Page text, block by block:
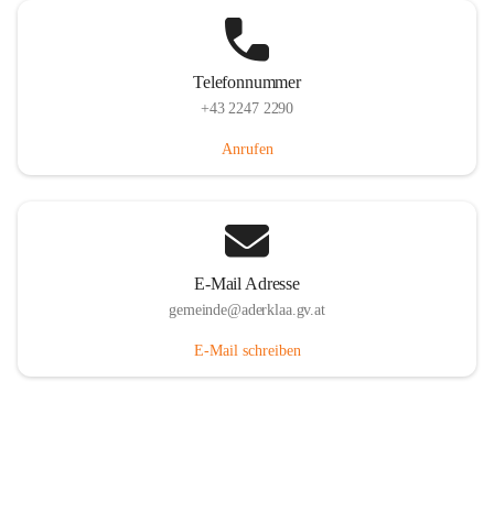
Telefonnummer
+43 2247 2290
Anrufen
E-Mail Adresse
gemeinde@aderklaa.gv.at
E-Mail schreiben